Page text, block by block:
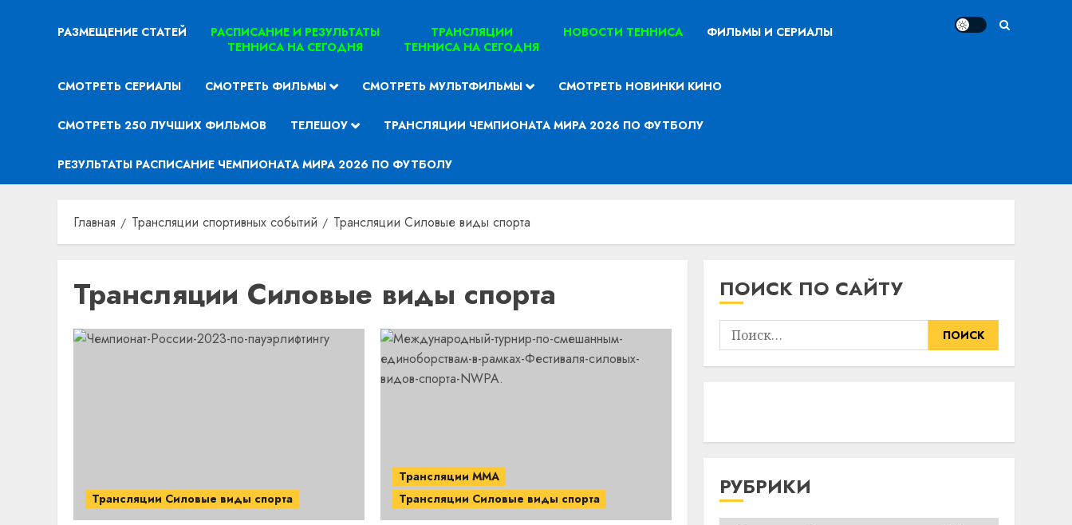
РАЗМЕЩЕНИЕ СТАТЕЙ
РАСПИСАНИЕ И РЕЗУЛЬТАТЫ
ТЕННИСА НА СЕГОДНЯ
ТРАНСЛЯЦИИ
ТЕННИСА НА СЕГОДНЯ
НОВОСТИ ТЕННИСА ФИЛЬМЫ И СЕРИАЛЫ
СМОТРЕТЬ СЕРИАЛЫ СМОТРЕТЬ ФИЛЬМЫ СМОТРЕТЬ МУЛЬТФИЛЬМЫ СМОТРЕТЬ НОВИНКИ КИНО
СМОТРЕТЬ 250 ЛУЧШИХ ФИЛЬМОВ ТЕЛЕШОУ ТРАНСЛЯЦИИ ЧЕМПИОНАТА МИРА 2026 ПО ФУТБОЛУ
РЕЗУЛЬТАТЫ РАСПИСАНИЕ ЧЕМПИОНАТА МИРА 2026 ПО ФУТБОЛУ
Главная Трансляции спортивных событий Трансляции Силовые виды спорта
Трансляции Силовые виды спорта
Трансляции Силовые виды спорта
Трансляции MMA
Трансляции Силовые виды спорта
ПОИСК ПО САЙТУ
Найти:
РУБРИКИ